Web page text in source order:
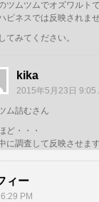
ツムツムでオズワルト
ピネスでは反映されませ
てみてください。
kika
2015年5月23日 9:05
ム詰むさん
ど・・・
に調査して反映させま
ィー
PM